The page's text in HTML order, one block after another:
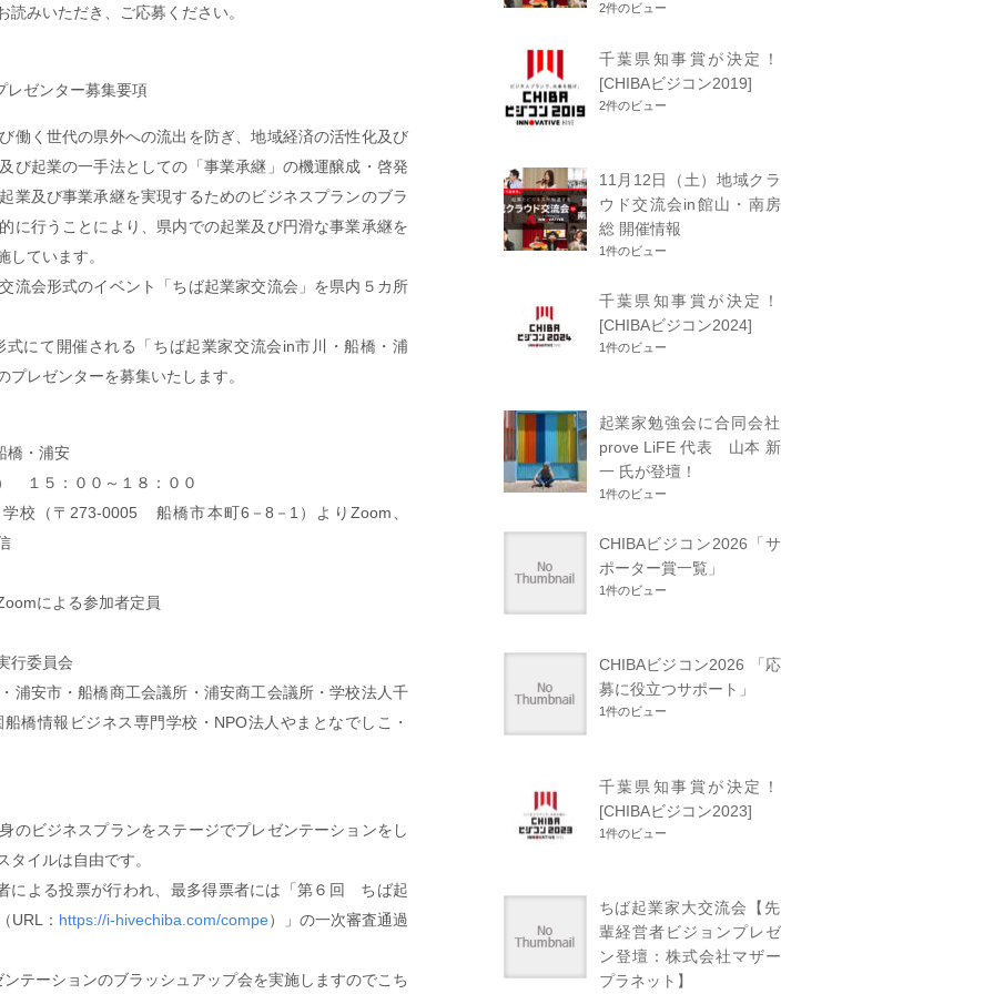
みいただき、ご応募ください。
ゼンター募集要項
働く世代の県外への流出を防ぎ、地域経済の活性化及び
び起業の一手法としての「事業承継」の機運醸成・啓発
業及び事業承継を実現するためのビジネスプランのブラ
に行うことにより、県内での起業及び円滑な事業承継を
ています。
流会形式のイベント「ちば起業家交流会」を県内５カ所
にて開催される「ちば起業家交流会in市川・船橋・浦
レゼンターを募集いたします。
橋・浦安
１５：００～１８：００
校（〒273-0005 船橋市本町6－8－1）よりZoom、
による参加者定員
行委員会
浦安市・船橋商工会議所・浦安商工会議所・学校法人千
橋情報ビジネス専門学校・NPO法人やまとなでしこ・
のビジネスプランをステージでプレゼンテーションをし
イルは自由です。
による投票が行われ、最多得票者には「第６回 ちば起
URL： https://i-hivechiba.com/compe）」の一次審査通過
テーションのブラッシュアップ会を実施しますのでこち
2件のビュー
千葉県知事賞が決定！
[CHIBAビジコン2019]
2件のビュー
11月12日（土）地域クラ
ウド交流会in館山・南房
総 開催情報
1件のビュー
千葉県知事賞が決定！
[CHIBAビジコン2024]
1件のビュー
起業家勉強会に合同会社
prove LiFE 代表 山本 新
一 氏が登壇！
1件のビュー
CHIBAビジコン2026「サ
ポーター賞一覧」
1件のビュー
CHIBAビジコン2026 「応
募に役立つサポート」
1件のビュー
千葉県知事賞が決定！
[CHIBAビジコン2023]
1件のビュー
ちば起業家大交流会【先
輩経営者ビジョンプレゼ
ン登壇：株式会社マザー
プラネット】